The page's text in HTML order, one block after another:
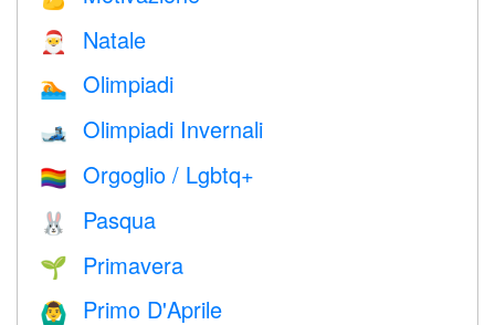
🎅 Natale
🏊 Olimpiadi
🎿 Olimpiadi Invernali
🏳️‍🌈 Orgoglio / Lgbtq+
🐰 Pasqua
🌱 Primavera
🙆‍♂️ Primo D'Aprile